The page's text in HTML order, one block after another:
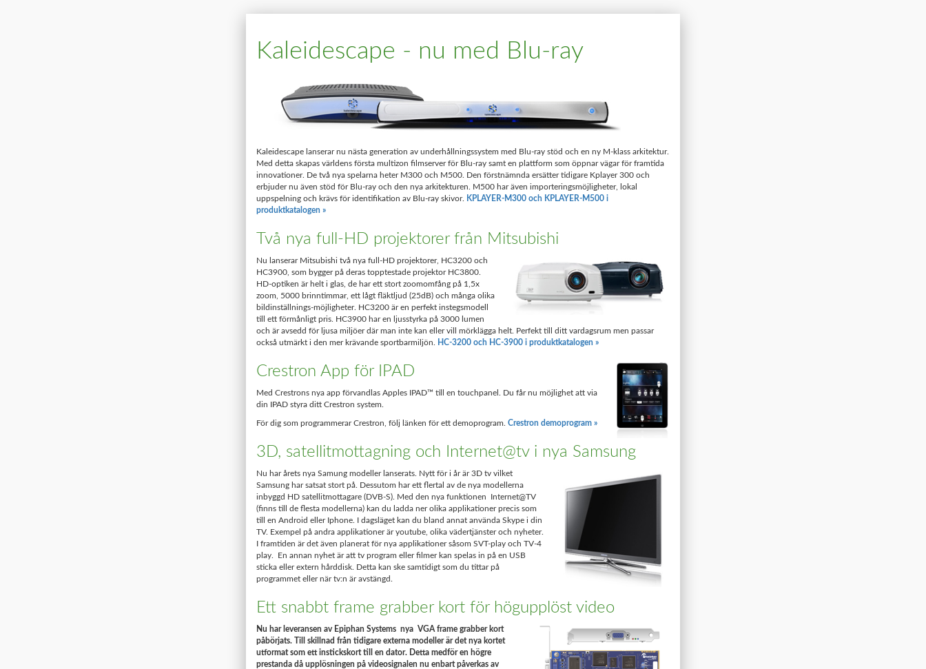
Kaleidescape - nu med Blu-ray
Kaleidescape lanserar nu nästa generation av underhållningssystem med Blu-ray stöd och en ny M-klass arkitektur.
Med detta skapas världens första multizon filmserver för Blu-ray samt en plattform som öppnar vägar för framtida
innovationer. De två nya spelarna heter M300 och M500. Den förstnämnda ersätter tidigare Kplayer 300 och
erbjuder nu även stöd för Blu-ray och den nya arkitekturen. M500 har även importeringsmöjligheter, lokal
uppspelning och krävs för identifikation av Blu-ray skivor. KPLAYER-M300 och KPLAYER-M500 i
produktkatalogen »
Två nya full-HD projektorer från Mitsubishi
Nu lanserar Mitsubishi två nya full-HD projektorer, HC3200 och
HC3900, som bygger på deras topptestade projektor HC3800.
HD-optiken är helt i glas, de har ett stort zoomomfång på 1,5x
zoom, 5000 brinntimmar, ett lågt fläktljud (25dB) och många olika
bildinställnings-möjligheter. HC3200 är en perfekt instegsmodell
till ett förmånligt pris. HC3900 har en ljusstyrka på 3000 lumen
och är avsedd för ljusa miljöer där man inte kan eller vill mörklägga helt. Perfekt till ditt vardagsrum men passar
också utmärkt i den mer krävande sportbarmiljön.
HC-3200 och HC-3900 i produktkatalogen »
Crestron App för IPAD
Med Crestrons nya app förvandlas Apples IPAD™ till en touchpanel. Du får nu möjlighet att via
din IPAD styra ditt Crestron system.
För dig som programmerar Crestron, följ länken för ett demoprogram. Crestron demoprogram »
3D, satellitmottagning och Internet@tv i nya Samsung
Nu har årets nya Samung modeller lanserats. Nytt för i år är 3D tv vilket
Samsung har satsat stort på. Dessutom har ett flertal av de nya modellerna
inbyggd HD satellitmottagare (DVB-S). Med den nya funktionen Internet@TV
(finns till de flesta modellerna) kan du ladda ner olika applikationer precis som
till en Android eller Iphone. I dagsläget kan du bland annat använda Skype i din
TV. Exempel på andra applikationer är youtube, olika vädertjänster och nyheter.
I framtiden är det även planerat för nya applikationer såsom SVT-play och TV-4
play. En annan nyhet är att tv program eller filmer kan spelas in på en USB
sticka eller extern hårddisk. Detta kan ske samtidigt som du tittar på
programmet eller när tv:n är avstängd.
Ett snabbt frame grabber kort för högupplöst video
Nu har leveransen av Epiphan Systems nya VGA frame grabber kort
påbörjats. Till skillnad från tidigare externa modeller är det nya kortet
utformat som ett instickskort till en dator. Detta medför en högre
prestanda då upplösningen på videosignalen nu enbart påverkas av